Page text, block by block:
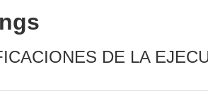
DE LA